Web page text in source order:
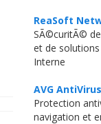
ReaSoft
SÃ©curitÃ©
et de
Interne
AVG AntiVirus
Protection
navigation et